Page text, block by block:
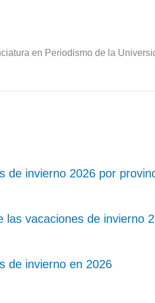
en Periodismo de la
de invierno 2026 por
las vacaciones de invierno
de invierno en 2026